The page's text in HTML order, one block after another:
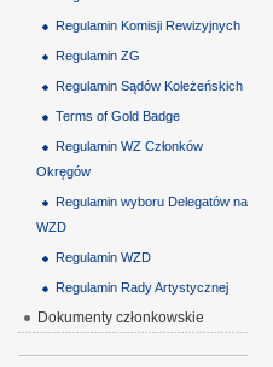
Regulamin Komisji Rewizyjnych
Regulamin ZG
Regulamin Sądów Koleżeńskich
Terms of Gold Badge
Regulamin WZ Członków
Okręgów
Regulamin wyboru Delegatów na
WZD
Regulamin WZD
Regulamin Rady Artystycznej
Dokumenty członkowskie